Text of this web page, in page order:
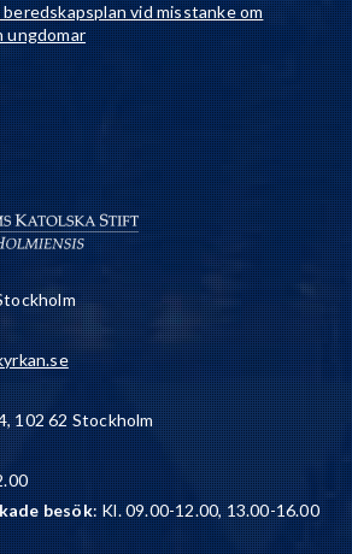
vid misstanke om
ungdomar
102 62 Stockholm
besök: Kl. 09.00-12.00, 13.00-16.00